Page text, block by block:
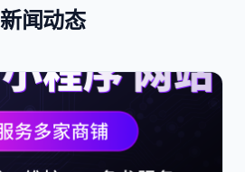
新闻动态